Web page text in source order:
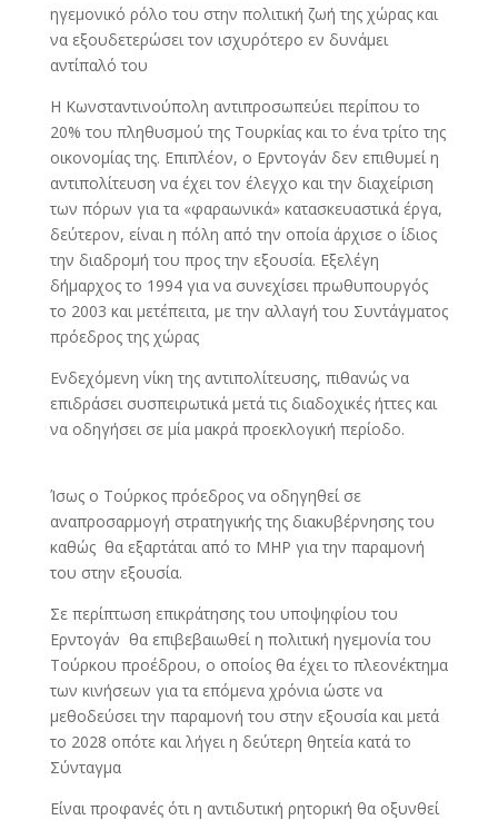
ηγεμονικό ρόλο του στην πολιτική ζωή της χώρας και
να εξουδετερώσει τον ισχυρότερο εν δυνάμει
αντίπαλό του
Η Κωνσταντινούπολη αντιπροσωπεύει περίπου το
20% του πληθυσμού της Τουρκίας και το ένα τρίτο της
οικονομίας της. Επιπλέον, o Ερντογάν δεν επιθυμεί η
αντιπολίτευση να έχει τον έλεγχο και την διαχείριση
των πόρων για τα «φαραωνικά» κατασκευαστικά έργα,
δεύτερον, είναι η πόλη από την οποία άρχισε ο ίδιος
την διαδρομή του προς την εξουσία. Εξελέγη
δήμαρχος το 1994 για να συνεχίσει πρωθυπουργός
το 2003 και μετέπειτα, με την αλλαγή του Συντάγματος
πρόεδρος της χώρας
Ενδεχόμενη νίκη της αντιπολίτευσης, πιθανώς να
επιδράσει συσπειρωτικά μετά τις διαδοχικές ήττες και
να οδηγήσει σε μία μακρά προεκλογική περίοδο.
Ίσως ο Τούρκος πρόεδρος να οδηγηθεί σε
αναπροσαρμογή στρατηγικής της διακυβέρνησης του
καθώς θα εξαρτάται από το ΜΗΡ για την παραμονή
του στην εξουσία.
Σε περίπτωση επικράτησης του υποψηφίου του
Ερντογάν θα επιβεβαιωθεί η πολιτική ηγεμονία του
Τούρκου προέδρου, ο οποίος θα έχει το πλεονέκτημα
των κινήσεων για τα επόμενα χρόνια ώστε να
μεθοδεύσει την παραμονή του στην εξουσία και μετά
το 2028 οπότε και λήγει η δεύτερη θητεία κατά το
Σύνταγμα
Είναι προφανές ότι η αντιδυτική ρητορική θα οξυνθεί